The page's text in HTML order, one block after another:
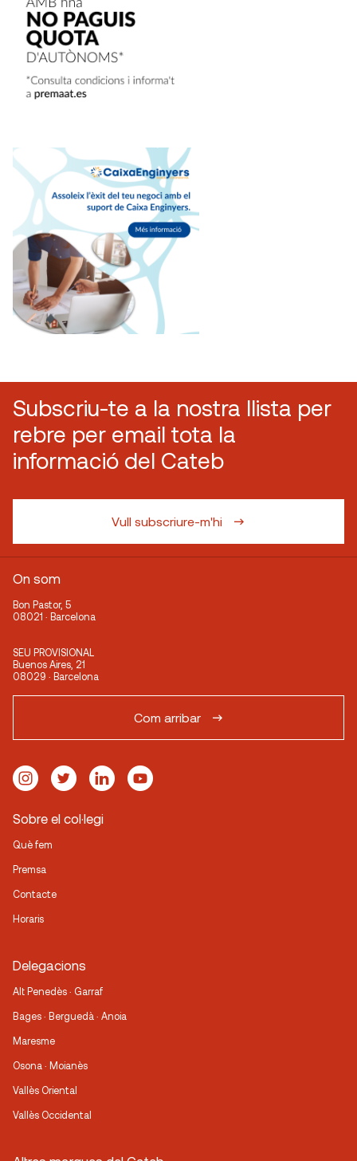
Subscriu-te a la nostra llista per
rebre per email tota la
informació del Cateb
Vull subscriure-m'hi
On som
Bon Pastor, 5
08021 · Barcelona
SEU PROVISIONAL
Buenos Aires, 21
08029 · Barcelona
Com arribar
Sobre el col·legi
Què fem
Premsa
Contacte
Horaris
Delegacions
Alt Penedès · Garraf
Bages · Berguedà · Anoia
Maresme
Osona · Moianès
Vallès Oriental
Vallès Occidental